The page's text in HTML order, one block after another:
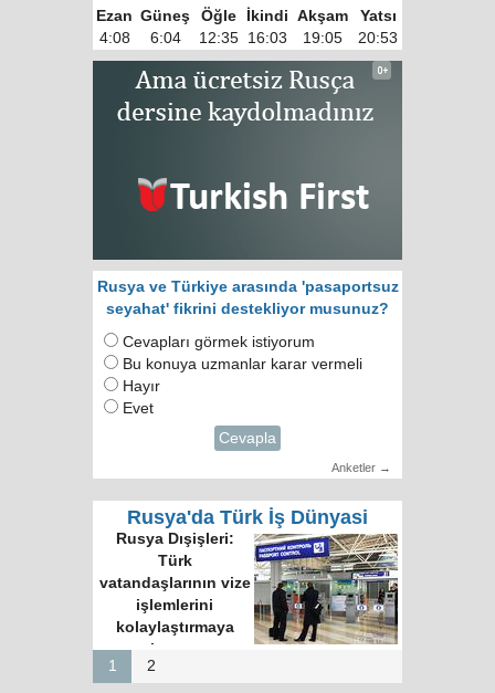
Ezan Güneş Öğle İkindi Akşam
Yatsı
4:08
6:04 12:35 16:03 19:05 20:53
Rusya ve Türkiye arasında 'pasaportsuz
seyahat' fikrini destekliyor musunuz?
Cevapları görmek istiyorum
Bu konuya uzmanlar karar vermeli
Hayır
Evet
Cevapla
Anketler →
Rusya'da Türk İş Dünyasi
Rusya Dışişleri:
Türk
vatandaşlarının vize
işlemlerini
kolaylaştırmaya
hazırız
1
2